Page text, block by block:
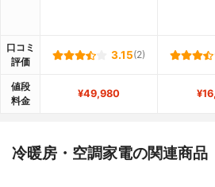
口コミ
評価
3.15(2)
値段
料金
¥49,980
冷暖房・空調家電の関連商品